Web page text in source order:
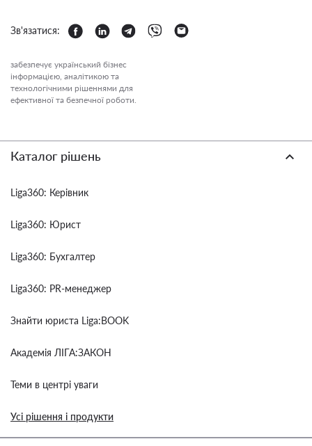
Зв'язатися:
забезпечує український бізнес
інформацією, аналітикою та
технологічними рішеннями для
ефективної та безпечної роботи.
Каталог рішень
Liga360: Керівник
Liga360: Юрист
Liga360: Бухгалтер
Liga360: PR-менеджер
Знайти юриста Liga:BOOK
Академія ЛІГА:ЗАКОН
Теми в центрі уваги
Усі рішення і продукти